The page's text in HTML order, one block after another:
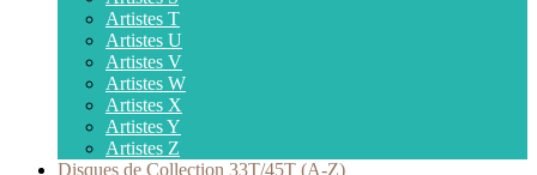
Artistes T
Artistes U
Artistes V
Artistes W
Artistes X
Artistes Y
Artistes Z
Disques de Collection 33T/45T (A-Z)